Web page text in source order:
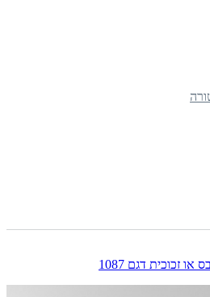
זכוכית דגם 1087